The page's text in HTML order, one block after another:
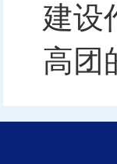
建设
高团